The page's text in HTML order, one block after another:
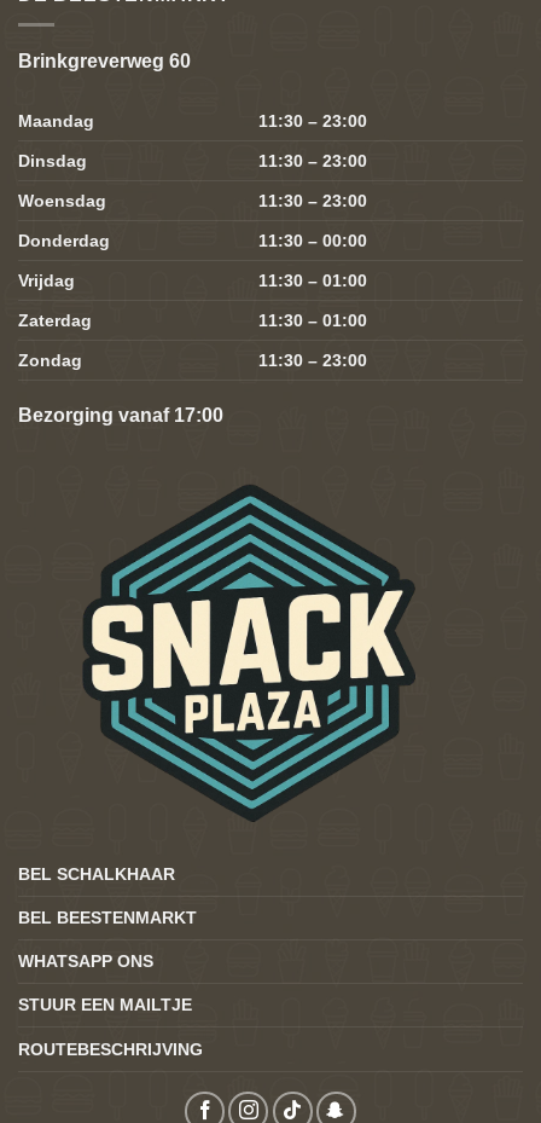
Brinkgreverweg 60
Maandag 11:30 – 23:00
Dinsdag 11:30 – 23:00
Woensdag 11:30 – 23:00
Donderdag 11:30 – 00:00
Vrijdag 11:30 – 01:00
Zaterdag 11:30 – 01:00
Zondag 11:30 – 23:00
Bezorging vanaf 17:00
BEL SCHALKHAAR
BEL BEESTENMARKT
WHATSAPP ONS
STUUR EEN MAILTJE
ROUTEBESCHRIJVING